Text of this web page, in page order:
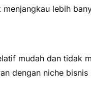
lebih
mudah dan tidak
dengan niche bisnis